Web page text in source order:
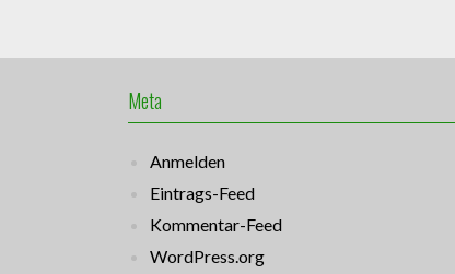
Meta
Anmelden
Eintrags-Feed
Kommentar-Feed
WordPress.org